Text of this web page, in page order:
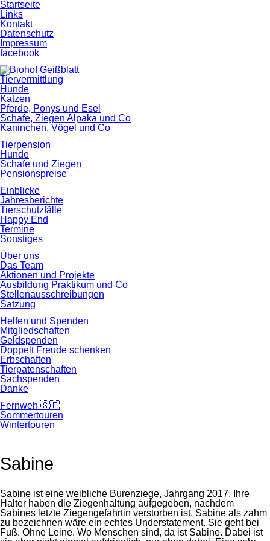
Startseite
Links
Kontakt
Datenschutz
Impressum
facebook
Tiervermittlung
Hunde
Katzen
Pferde, Ponys und Esel
Schafe, Ziegen Alpaka und Co
Kaninchen, Vögel und Co
Tierpension
Hunde
Schafe und Ziegen
Pensionspreise
Einblicke
Jahresberichte
Tierschutzfälle
Happy End
Termine
Sonstiges
Über uns
Das Team
Aktionen und Projekte
Ausbildung Praktikum und Co
Stellenausschreibungen
Satzung
Helfen und Spenden
Mitgliedschaften
Geldspenden
Doppelt Freude schenken
Erbschaften
Tierpatenschaften
Sachspenden
Danke
Fernweh 🇸🇪
Sommertouren
Wintertouren
Sabine
Sabine ist eine weibliche Burenziege, Jahrgang 2017. Ihre
Halter haben die Ziegenhaltung aufgegeben, nachdem
Sabines letzte Ziegengefährtin verstorben ist. Sabine als zahm
zu bezeichnen wäre ein echtes Understatement. Sie geht bei
Fuß. Ohne Leine. Wo Menschen sind, da ist Sabine. Dabei ist